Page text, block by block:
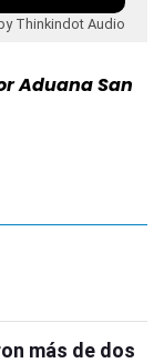
Thinkindot Audio
Aduana San
más de dos